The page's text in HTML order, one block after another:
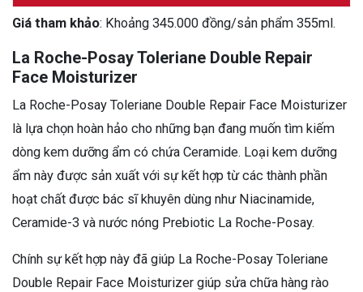
Giá tham khảo: Khoảng 345.000 đồng/sản phẩm 355ml.
La Roche-Posay Toleriane Double Repair
Face Moisturizer
La Roche-Posay Toleriane Double Repair Face Moisturizer
là lựa chọn hoàn hảo cho những bạn đang muốn tìm kiếm
dòng kem dưỡng ẩm có chứa Ceramide. Loại kem dưỡng
ẩm này được sản xuất với sự kết hợp từ các thành phần
hoạt chất được bác sĩ khuyên dùng như Niacinamide,
Ceramide-3 và nước nóng Prebiotic La Roche-Posay.
Chính sự kết hợp này đã giúp La Roche-Posay Toleriane
Double Repair Face Moisturizer giúp sửa chữa hàng rào